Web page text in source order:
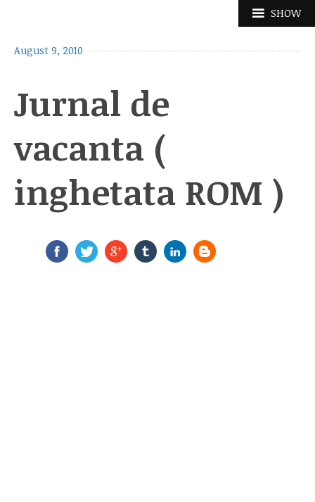
SHOW
August 9, 2010
Jurnal de
vacanta (
inghetata ROM )